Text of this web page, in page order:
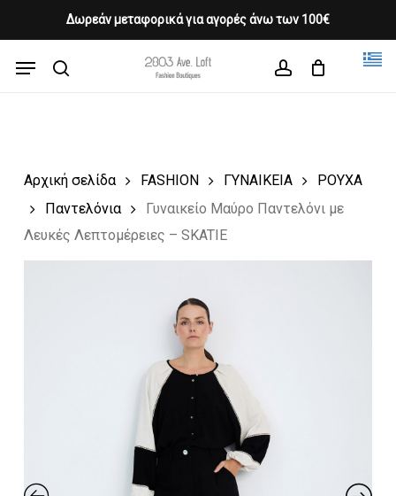
Δωρεάν μεταφορικά για αγορές άνω των 100€
content
Menu
Cart CLOSE
CART
Αρχική σελίδα FASHION ΓΥΝΑΙΚΕΙΑ
ΡΟΥΧΑ
Παντελόνια
Γυναικείο Μαύρο Παντελόνι με
Λευκές Λεπτομέρειες – SKATIE
Close